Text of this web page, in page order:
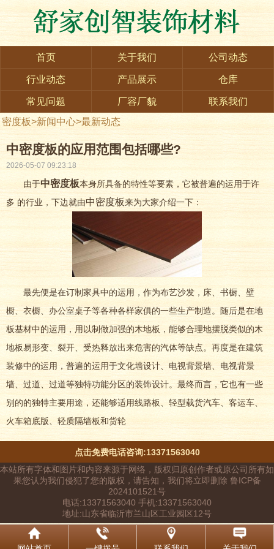
首页 关于我们 公司动态
行业动态 产品展示 仓库
常见问题 厂容厂貌
联系我们
密度板>新闻中心>最新动态
中密度板的应用范围包括哪些?
2026-05-07 09:23:18
由于中密度板本身所具备的特性等要素，它被普遍的运用于许
多 的行业，下边就由中密度板来为大家介绍一下：
最先便是在订制家具中的运用，作为布艺沙发，床、书橱、壁
橱、衣橱、办公室桌子等各种各样家俱的一些生产制造。随后是在地
板基材中的运用，用以制做加强的木地板，能够合理地摆脱类似的木
地板易形变、裂开、受热释放出来危害的汽体等缺点。再度是在建筑
装修中的运用，普遍的运用于文化墙设计、电视背景墙、电视背景
墙、过道、过道等独特功能分区的装饰设计。最终而言，它也有一些
别的的独特主要用途，还能够适用线路板、轻型载货汽车、客运车、
火车箱底版、轻质隔墙板和货轮
点击免费电话咨询:13371563040
本站所有字体和图片和内容来源于网络，版权归原创作者或原公司所有如
果您认为我们侵犯了您的版权，请告知，我们将立即删除 鲁ICP备
2024101521号
电话:13371563040 手机:13371563040
地址:山东省临沂市兰山区工业园区12号